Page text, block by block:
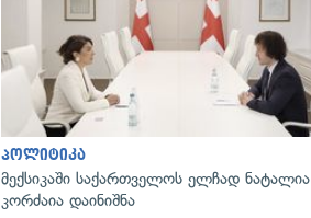
პოლიტიკა
მექსიკაში საქართველოს ელჩად ნატალია
კორძაია დაინიშნა